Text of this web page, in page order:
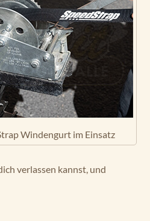
Windengurt im Einsatz
verlassen kannst, und